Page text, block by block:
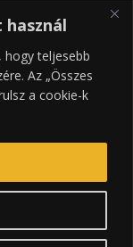
használ
hogy teljesebb
Az „Összes
a cookie-k
and